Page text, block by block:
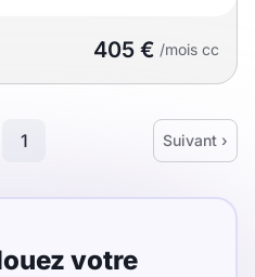
405 € /mois cc
1 Suivant ›
votre